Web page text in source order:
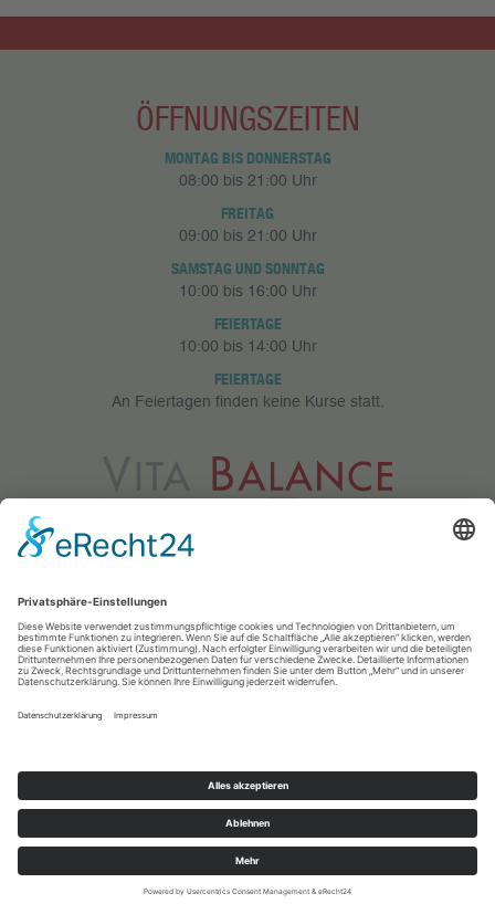
ÖFFNUNGSZEITEN
MONTAG BIS DONNERSTAG
08:00 bis 21:00 Uhr
FREITAG
09:00 bis 21:00 Uhr
SAMSTAG UND SONNTAG
10:00 bis 16:00 Uhr
FEIERTAGE
10:00 bis 14:00 Uhr
FEIERTAGE
An Feiertagen finden keine Kurse statt.
Meerfeldstr. 73
68163 Mannheim
0621 83 25 433
© 2018 · Vita Balance · Medical Fitness & Medical Wellness
Impressum|Datenschutz